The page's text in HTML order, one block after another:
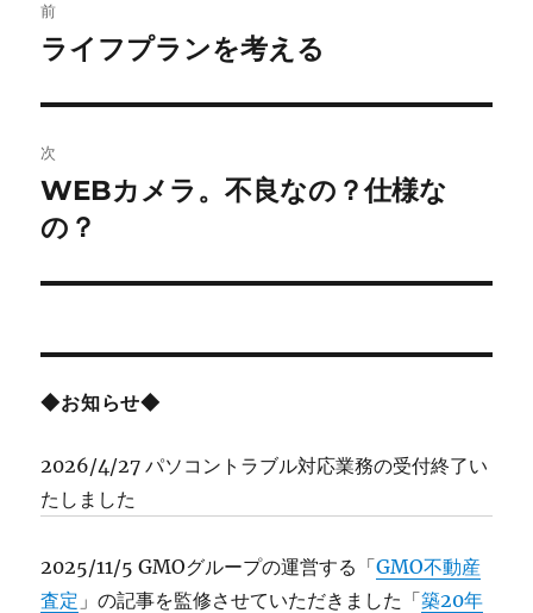
稿
ビ
ゲ
ー
シ
ン
前
前
投
稿:
ライフプランを考える
次
次
の
稿:
WEBカメラ。不良なの？仕様な
の？
◆お知らせ◆
2026/4/27 パソコントラブル対応業務の受付終了い
たしました
2025/11/5 GMOグループの運営する「GMO不動産
査定 」の記事を監修させていただきました「築20年